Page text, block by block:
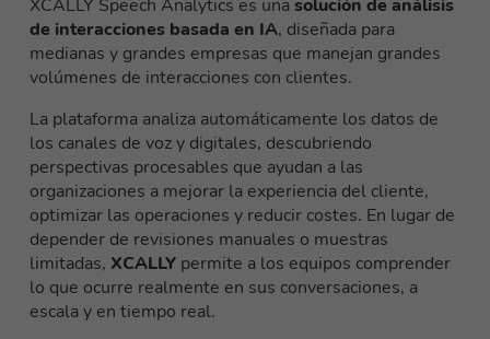
XCALLY Speech Analytics es unasolución de análisis
de interacciones basada en IA, diseñada para
medianas y grandes empresas que manejan grandes
volúmenes de interacciones con clientes.
La plataforma analiza automáticamente los datos de
los canales de voz y digitales, descubriendo
perspectivas procesables que ayudan a las
organizaciones a mejorar la experiencia del cliente,
optimizar las operaciones y reducir costes. En lugar de
depender de revisiones manuales o muestras
limitadas, XCALLY permite a los equipos comprender
lo que ocurre realmente en sus conversaciones, a
escala y en tiempo real.